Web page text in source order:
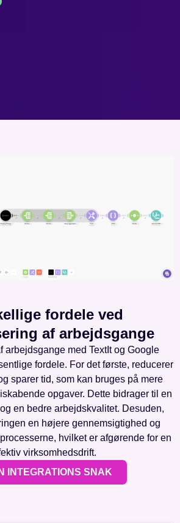
fordele ved
af arbejdsgange
arbejdsgange med TextIt og Google
fordele. For det første, reducerer
sparer tid, som kan bruges på mere
opgaver. Dette bidrager til en
en bedre arbejdskvalitet. Desuden,
en højere gennemsigtighed og
hvilket er afgørende for en
virksomhedsdrift.
INTEGRATIONS SNAK